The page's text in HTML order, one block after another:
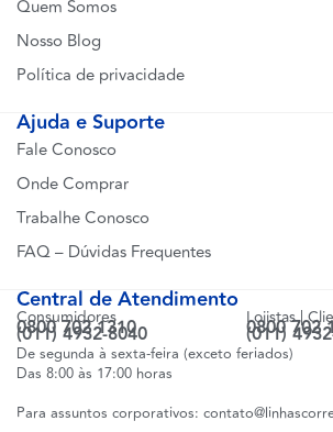
Quem Somos
Nosso Blog
Política de privacidade
Ajuda e Suporte
Fale Conosco
Onde Comprar
Trabalhe Conosco
FAQ – Dúvidas Frequentes
Central de Atendimento
Consumidores
0800 702 1310
(011) 4932-8040
Lojistas |
0800 702
(011)
De segunda à sexta-feira (exceto feriados)
Das 8:00 às 17:00 horas
Para assuntos corporativos: